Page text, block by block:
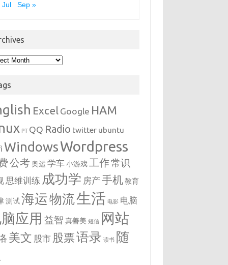
Jul
Sep »
Excel Google HAM
PT QQ Radio twitter ubuntu
WindowsWordpress
公考 奥运 学车 小游戏 工作常识
思维训练 成功学 房产手机 教育
测试 海运物流生活 电影 电脑
应用 益智 真善美 短信 网站
美文 股市 股票语录 读书 随